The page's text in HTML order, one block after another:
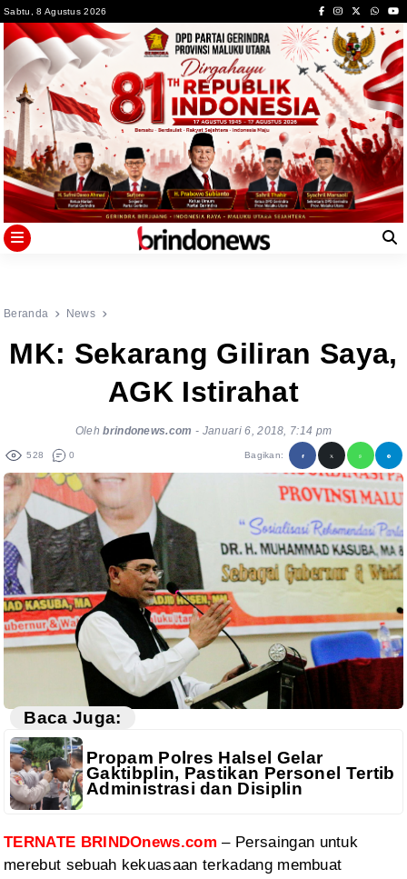
to
content
Sabtu, 8 Agustus 2026
Beranda News
MK: Sekarang Giliran Saya,
AGK Istirahat
Olehbrindonews.com - Januari 6, 2018, 7:14 pm
528 0 Bagikan:
Baca Juga:
Propam Polres Halsel Gelar
Gaktibplin, Pastikan Personel Tertib
Administrasi dan Disiplin
TERNATE BRINDOnews.com – Persaingan untuk
merebut sebuah kekuasaan terkadangmembuat